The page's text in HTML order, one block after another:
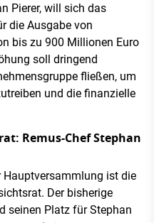
Pierer, will sich das
die Ausgabe von
bis zu 900 Millionen Euro
soll dringend
fließen, um
und die finanzielle
Remus-Chef Stephan
Hauptversammlung ist die
Der bisherige
seinen Platz für Stephan